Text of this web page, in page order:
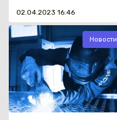
02.04.2023 16:46
Новости